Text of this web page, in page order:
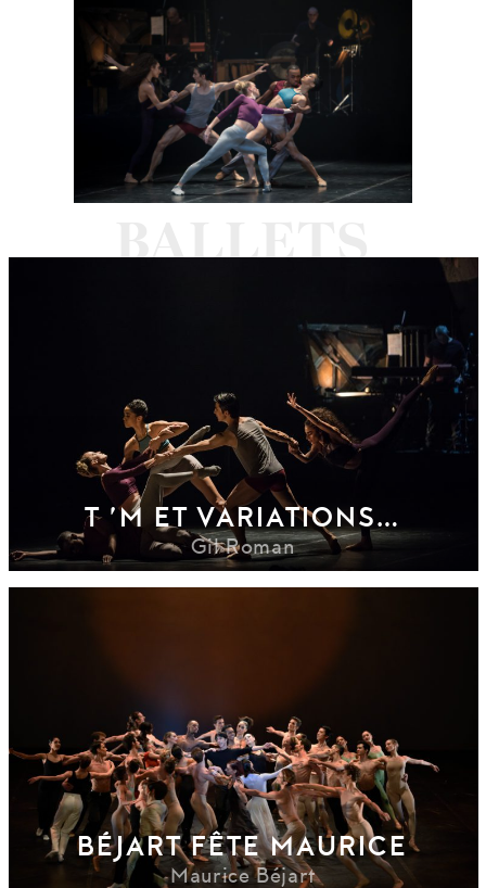
T ’M ET VARIATIONS…
Gil Roman
BÉJART FÊTE MAURICE
Maurice Béjart